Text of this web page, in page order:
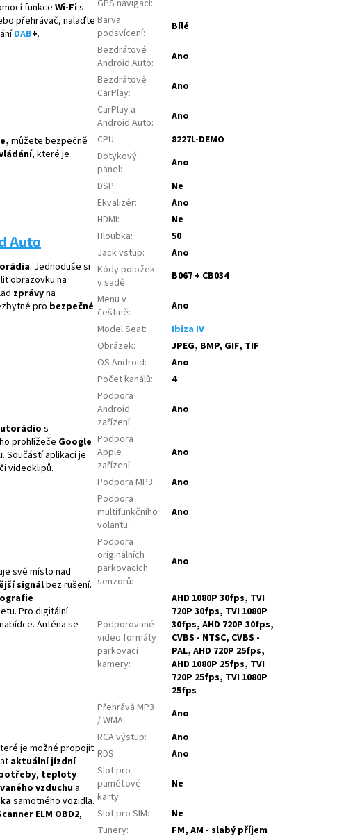
funkce Wi-Fis
přehrávač, nalaďte
DAB+.
můžete bezpečně
, které je
Auto
. Jednoduše si
obrazovku na
zprávyna
pro bezpečné
s
prohlížeče Google
. Součástí aplikací je
videoklipů.
své místo nad
signálbez rušení.
Pro digitální
Anténa se
je možné propojit
aktuální jízdní
, teploty
vzduchu a
samotného vozidla.
ELM OBD2,
GPS navigací:
Barva
podsvícení:
Bílé
Bezdrátové
Android Auto:
Ano
Bezdrátové
CarPlay:
Ano
CarPlay a
Android Auto:
Ano
CPU:
8227L-DEMO
Dotykový
panel:
Ano
DSP:
Ne
Ekvalizér:
Ano
HDMI:
Ne
Hloubka:
50
Jack vstup:
Ano
Kódy položek
v sadě:
B067 + CB034
Menu v
češtině:
Ano
Model Seat:
Ibiza IV
Obrázek:
JPEG, BMP, GIF, TIF
OS Android:
Ano
Počet kanálů:
4
Podpora
Android
zařízení:
Ano
Podpora
Apple
zařízení:
Ano
Podpora MP3:
Ano
Podpora
multifunkčního
volantu:
Ano
Podpora
originálních
parkovacích
senzorů:
Ano
Podporované
video formáty
parkovací
kamery:
AHD 1080P 30fps, TVI
720P 30fps, TVI 1080P
30fps, AHD 720P 30fps,
CVBS - NTSC, CVBS -
PAL, AHD 720P 25fps,
AHD 1080P 25fps, TVI
720P 25fps, TVI 1080P
25fps
Přehrává MP3
/ WMA:
Ano
RCA výstup:
Ano
RDS:
Ano
Slot pro
paměťové
karty:
Ne
Slot pro SIM:
Ne
Tunery:
FM, AM - slabý příjem